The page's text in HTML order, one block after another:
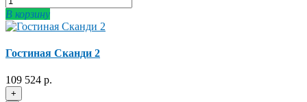
В корзину
Гостиная Сканди 2
109 524 р.
+